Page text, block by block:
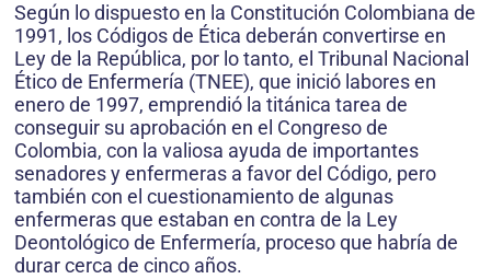
Según lo dispuesto en la Constitución Colombiana de
1991, los Códigos de Ética deberán convertirse en
Ley de la República, por lo tanto, el Tribunal Nacional
Ético de Enfermería (TNEE), que inició labores en
enero de 1997, emprendió la titánica tarea de
conseguir su aprobación en el Congreso de
Colombia, con la valiosa ayuda de importantes
senadores y enfermeras a favor del Código, pero
también con el cuestionamiento de algunas
enfermeras que estaban en contra de la Ley
Deontológico de Enfermería, proceso que habría de
durar cerca de cinco años.